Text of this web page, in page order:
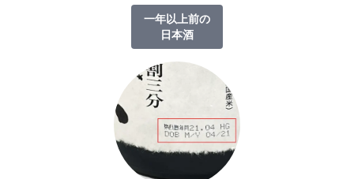
一年以上前の
日本酒